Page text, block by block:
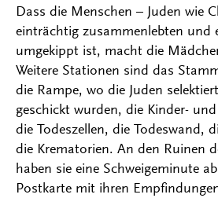
Dass die Menschen – Juden wie
einträchtig zusammenlebten und
umgekippt ist, macht die
Weitere Stationen sind das
die Rampe, wo die Juden
geschickt wurden, die Kinder- und
die Todeszellen, die Todeswand,
die Krematorien. An den Ruinen
haben sie eine Schweigeminute
Postkarte mit ihren